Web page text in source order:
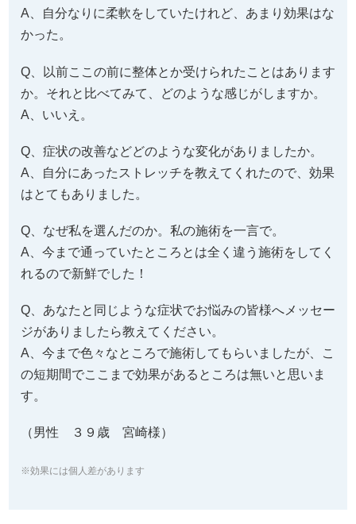
A、自分なりに柔軟をしていたけれど、あまり効果はな
かった。
Q、以前ここの前に整体とか受けられたことはあります
か。それと比べてみて、どのような感じがしますか。
A、いいえ。
Q、症状の改善などどのような変化がありましたか。
A、自分にあったストレッチを教えてくれたので、効果
はとてもありました。
Q、なぜ私を選んだのか。私の施術を一言で。
A、今まで通っていたところとは全く違う施術をしてく
れるので新鮮でした！
Q、あなたと同じような症状でお悩みの皆様へメッセー
ジがありましたら教えてください。
A、今まで色々なところで施術してもらいましたが、こ
の短期間でここまで効果があるところは無いと思いま
す。
（男性 ３９歳 宮崎様）
※効果には個人差があります